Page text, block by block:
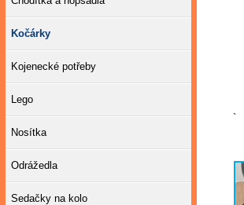
`
Kočárky
Kojenecké potřeby
Lego
Nosítka
Odrážedla
Sedačky na kolo